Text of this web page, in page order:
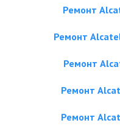
Ремонт
Ремонт Alcatel
Ремонт
Ремонт
Ремонт